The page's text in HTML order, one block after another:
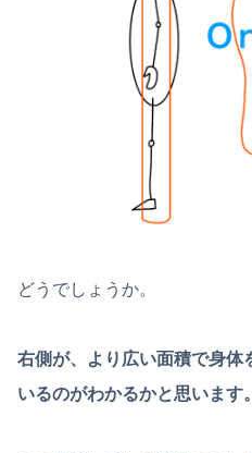
どうでしょうか。
右側が、より広い面積で身体
いるのがわかるかと思います。